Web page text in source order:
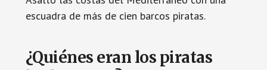
escuadra de más de cien barcos piratas.
¿Quiénes eran los piratas